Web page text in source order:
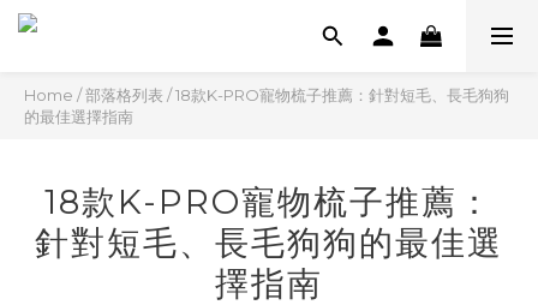
Home /部落格列表 /18款K-PRO寵物梳子推薦：針對短毛、長毛狗狗
的最佳選擇指南
18款K-PRO寵物梳子推薦：
針對短毛、長毛狗狗的最佳選
擇指南